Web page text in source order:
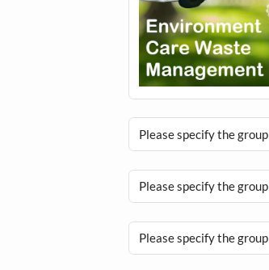
Please specify the group
Please specify the group
Please specify the group